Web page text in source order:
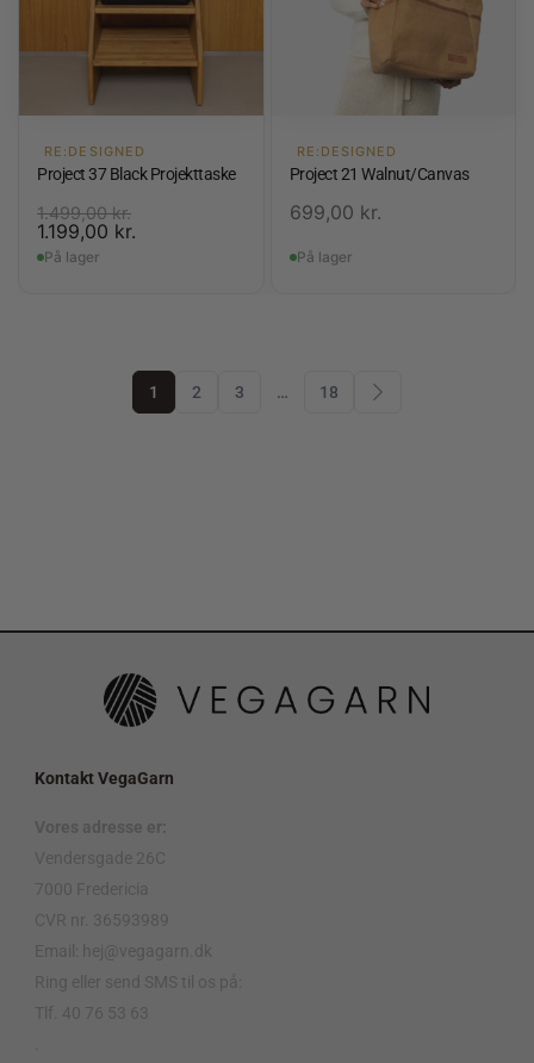
RE:DESIGNED
Project 37 Black Projekttaske
1.499,00kr.
1.199,00 kr.
På lager
RE:DESIGNED
Project 21 Walnut/Canvas
699,00 kr.
På lager
1 2 3 … 18
Kontakt VegaGarn
Vores adresse er:
Vendersgade 26C
7000 Fredericia
CVR nr. 36593989
Email: hej@vegagarn.dk
Ring eller send SMS til os på:
Tlf. 40 76 53 63